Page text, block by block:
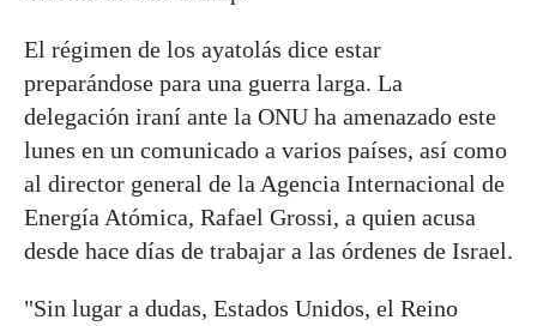
El régimen de los ayatolás dice estar
preparándose para una guerra larga. La
delegación iraní ante la ONU ha amenazado este
lunes en un comunicado a varios países, así como
al director general de la Agencia Internacional de
Energía Atómica, Rafael Grossi, a quien acusa
desde hace días de trabajar a las órdenes de Israel.
"Sin lugar a dudas, Estados Unidos, el Reino